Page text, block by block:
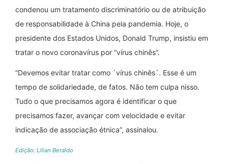
condenou um tratamento discriminatório ou de atribuição
de responsabilidade à China pela pandemia. Hoje, o
presidente dos Estados Unidos, Donald Trump, insistiu em
tratar o novo coronavírus por “vírus chinês”.
“Devemos evitar tratar como ´vírus chinês´. Esse é um
tempo de solidariedade, de fatos. Não tem culpa nisso.
Tudo o que precisamos agora é identificar o que
precisamos fazer, avançar com velocidade e evitar
indicação de associação étnica”, assinalou.
Edição: Lílian Beraldo